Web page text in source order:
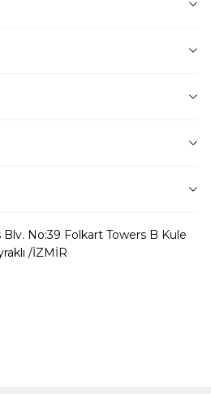
No:39 Folkart Towers B Kule
/İZMİR